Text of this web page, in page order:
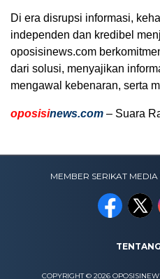
Di era disrupsi informasi,
independen dan kredibel
oposisinews.com
dari solusi, menyajikan
mengawal kebenaran, serta
oposisinews.com – Suara
MEMBER SERIKAT
COPYRIGHT © 2026